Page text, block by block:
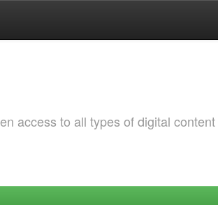
access to all types of digital